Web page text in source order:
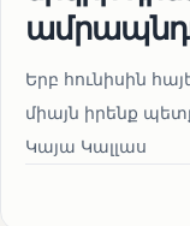
Երբ հունիսին
միայն իրենք
Կայա Կալլաս